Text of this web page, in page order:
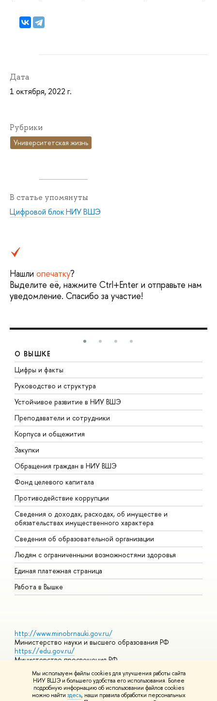
Мы используем файлы cookies для улучшения работы сайта
НИУ ВШЭ и большего удобства его использования. Более
подробную информацию об использовании файлов cookies
можно найти здесь, наши правила обработки персональных
Дата
1 октября, 2022 г.
Рубрики
Университетская жизнь
В статье упомянуты
Цифровой блок НИУ ВШЭ
Нашли опечатку?
Выделите её, нажмите Ctrl+Enter и отправьте нам
уведомление. Спасибо за участие!
О ВЫШКЕ
Цифры и факты
Руководство и структура
Устойчивое развитие в НИУ ВШЭ
Преподаватели и сотрудники
Корпуса и общежития
Закупки
Обращения граждан в НИУ ВШЭ
Фонд целевого капитала
Противодействие коррупции
Сведения о доходах, расходах, об имуществе и
обязательствах имущественного характера
Сведения об образовательной организации
Людям с ограниченными возможностями здоровья
Единая платежная страница
Работа в Вышке
http://www.minobrnauki.gov.ru/
Министерство науки и высшего образования РФ
https://edu.gov.ru/
Министерство просвещения РФ
https://elearning.hse.ru/mooc
Массовые открытые онлайн-курсы